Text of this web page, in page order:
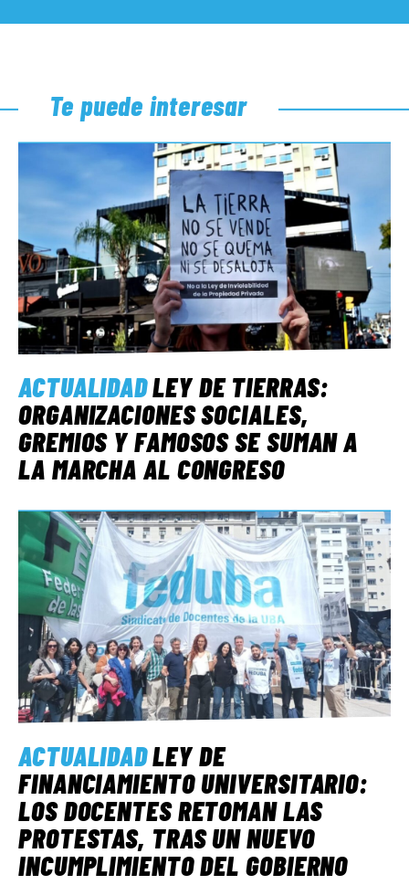
Te puede interesar
ACTUALIDADLEY DE TIERRAS:
ORGANIZACIONES SOCIALES,
GREMIOS Y FAMOSOS SE SUMAN A
LA MARCHA AL CONGRESO
ACTUALIDADLEY DE
FINANCIAMIENTO UNIVERSITARIO:
LOS DOCENTES RETOMAN LAS
PROTESTAS, TRAS UN NUEVO
INCUMPLIMIENTO DEL GOBIERNO